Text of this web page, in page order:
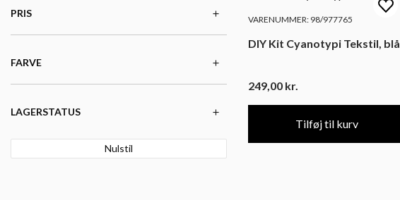
PRIS
FARVE
LAGERSTATUS
Nulstil
VARENUMMER: 98/977765
DIY Kit Cyanotypi Tekstil, blå
249,00 kr.
Tilføj til kurv